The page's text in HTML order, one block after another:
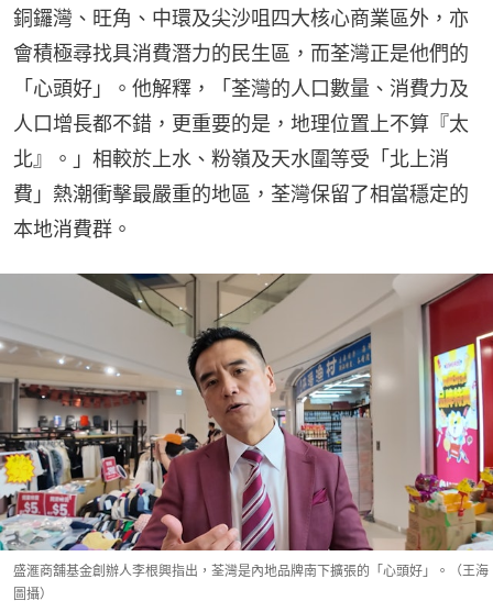
銅鑼灣、旺角、中環及尖沙咀四大核心商業區外，亦
會積極尋找具消費潛力的民生區，而荃灣正是他們的
「心頭好」。他解釋，「荃灣的人口數量、消費力及
人口增長都不錯，更重要的是，地理位置上不算『太
北』。」相較於上水、粉嶺及天水圍等受「北上消
費」熱潮衝擊最嚴重的地區，荃灣保留了相當穩定的
本地消費群。
盛滙商舖基金創辦人李根興指出，荃灣是內地品牌南下擴張的「心頭好」。（王海
圖攝）